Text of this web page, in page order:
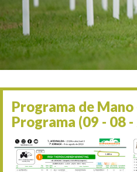
06/09
13/09
30/09
11/06
05/07
12/07
19/07
Programa de Mano
Programa (09 - 08